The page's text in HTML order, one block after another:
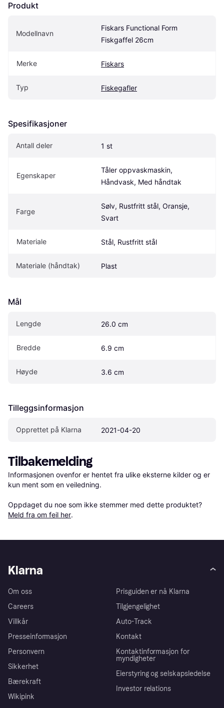
Produkt
Modellnavn
Fiskars Functional Form
Fiskgaffel 26cm
Merke Fiskars
Typ Fiskegafler
Spesifikasjoner
Antall deler 1 st
Egenskaper
Tåler oppvaskmaskin,
Håndvask, Med håndtak
Farge
Sølv, Rustfritt stål, Oransje,
Svart
Materiale Stål, Rustfritt stål
Materiale (håndtak) Plast
Mål
Lengde 26.0 cm
Bredde 6.9 cm
Høyde 3.6 cm
Tilleggsinformasjon
Opprettet på Klarna 2021-04-20
Tilbakemelding
Informasjonen ovenfor er hentet fra ulike eksterne kilder og er
kun ment som en veiledning.
Oppdaget du noe som ikke stemmer med dette produktet?
Meld fra om feil her.
Klarna
Om oss
Careers
Villkår
Presseinformasjon
Personvern
Sikkerhet
Bærekraft
Wikipink
Prisguiden er nå Klarna
Tilgjengelighet
Auto-Track
Kontakt
Kontaktinformasjon for
myndigheter
Eierstyring og selskapsledelse
Investor relations